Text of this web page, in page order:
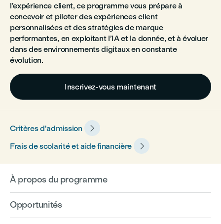
l’expérience client, ce programme vous prépare à
concevoir et piloter des expériences client
personnalisées et des stratégies de marque
performantes, en exploitant l’IA et la donnée, et à évoluer
dans des environnements digitaux en constante
évolution.
Inscrivez-vous maintenant
Critères d'admission 
Frais de scolarité et aide financière 
À propos du programme
Opportunités